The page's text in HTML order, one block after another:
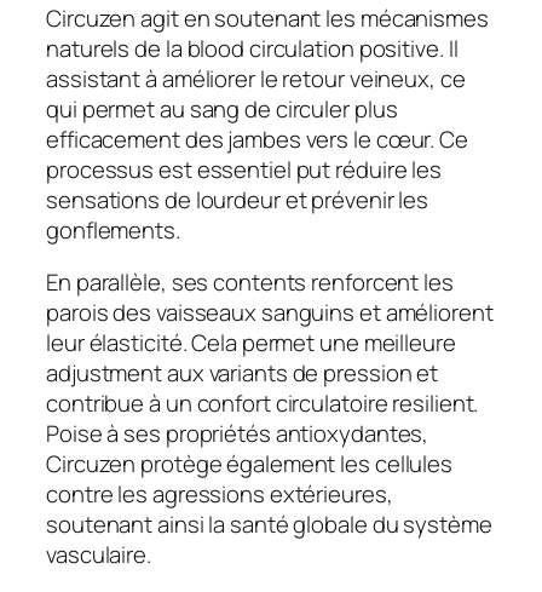
Circuzen agit en soutenant les mécanismes
naturels de la blood circulation positive. Il
assistant à améliorer le retour veineux, ce
qui permet au sang de circuler plus
efficacement des jambes vers le cœur. Ce
processus est essentiel put réduire les
sensations de lourdeur et prévenir les
gonflements.
En parallèle, ses contents renforcent les
parois des vaisseaux sanguins et améliorent
leur élasticité. Cela permet une meilleure
adjustment aux variants de pression et
contribue à un confort circulatoire resilient.
Poise à ses propriétés antioxydantes,
Circuzen protège également les cellules
contre les agressions extérieures,
soutenant ainsi la santé globale du système
vasculaire.